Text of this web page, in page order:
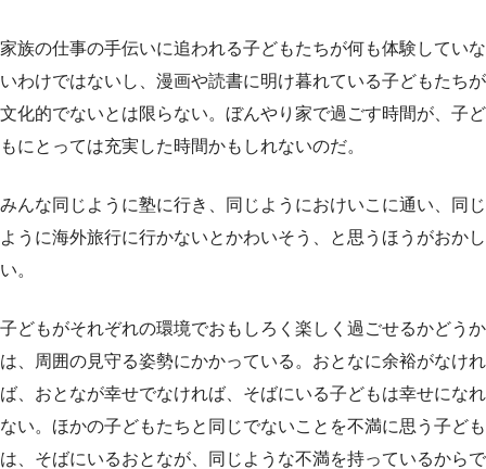
家族の仕事の手伝いに追われる子どもたちが何も体験していな
いわけではないし、漫画や読書に明け暮れている子どもたちが
文化的でないとは限らない。ぼんやり家で過ごす時間が、子ど
もにとっては充実した時間かもしれないのだ。
みんな同じように塾に行き、同じようにおけいこに通い、同じ
ように海外旅行に行かないとかわいそう、と思うほうがおかし
い。
子どもがそれぞれの環境でおもしろく楽しく過ごせるかどうか
は、周囲の見守る姿勢にかかっている。おとなに余裕がなけれ
ば、おとなが幸せでなければ、そばにいる子どもは幸せになれ
ない。ほかの子どもたちと同じでないことを不満に思う子ども
は、そばにいるおとなが、同じような不満を持っているからで